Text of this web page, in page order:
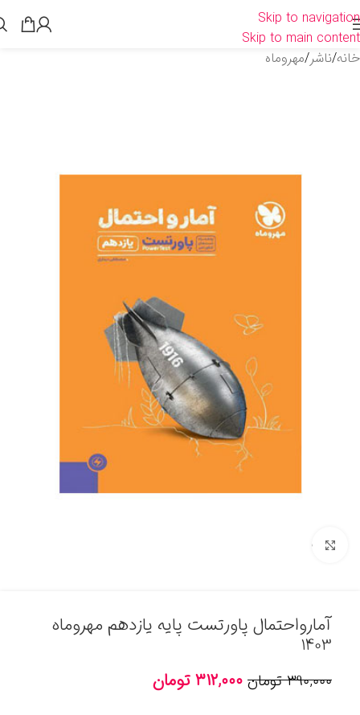
Skip to navigation
Skip to main content
خانه/ناشر/مهروماه
برای بزرگنمایی کلیک کنید
آمارواحتمال پاورتست پایه یازدهم مهروماه
1403
۳۹۰,۰۰۰ تومان ۳۱۲,۰۰۰تومان